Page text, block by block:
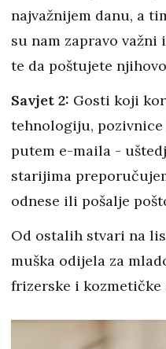
najvažnijem danu, a
su nam zapravo
te da poštujete
Savjet 2: Gosti koji
tehnologiju,
putem e-maila -
starijima
odnese ili pošalje
Od ostalih stvari na
muška odijela za
frizerske i kozmetičke